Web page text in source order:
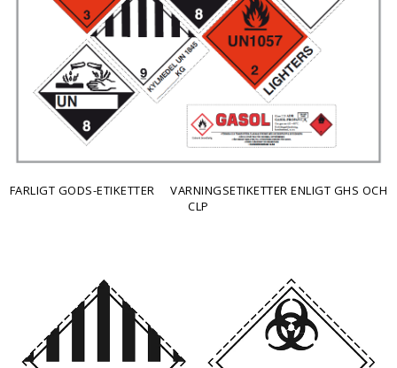
FARLIGT GODS-ETIKETTER
VARNINGSETIKETTER ENLIGT GHS OCH
CLP